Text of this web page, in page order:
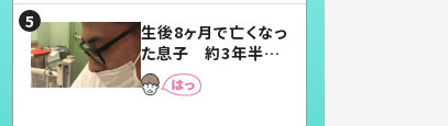
まらない」「幸せにな
れる」
生後8ヶ月で亡くなっ
た息子 約3年半
後、当時の妻の日記
に書いてあった本音